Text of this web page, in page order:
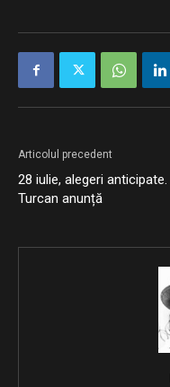
Articolul precedent
28 iulie, alegeri anticipate.
Turcan anunță